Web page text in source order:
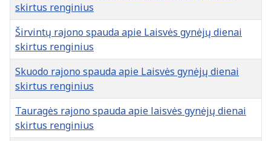
skirtus renginius
Širvintų rajono spauda apie Laisvės gynėjų dienai
skirtus renginius
Skuodo rajono spauda apie Laisvės gynėjų dienai
skirtus renginius
Tauragės rajono spauda apie laisvės gynėjų dienai
skirtus renginius